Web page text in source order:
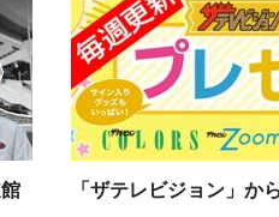
「ザテレビジョン」か